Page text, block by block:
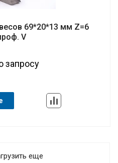
69*20*13 мм Z=6
V
запросу
еще